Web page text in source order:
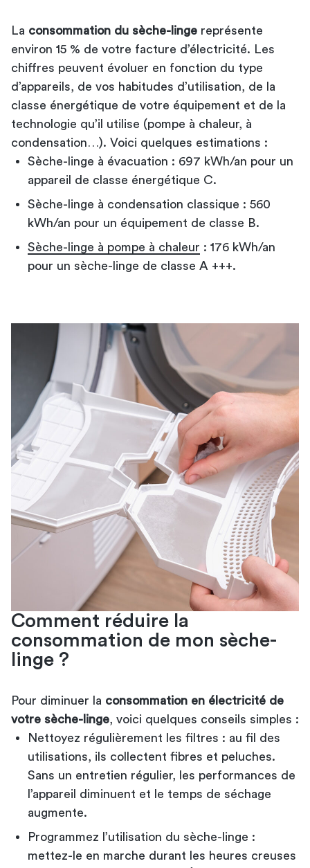
La consommation du sèche-linge représente
environ 15 % de votre facture d’électricité. Les
chiffres peuvent évoluer en fonction du type
d’appareils, de vos habitudes d’utilisation, de la
classe énergétique de votre équipement et de la
technologie qu’il utilise (pompe à chaleur, à
condensation…). Voici quelques estimations :
Sèche-linge à évacuation : 697 kWh/an pour un
appareil de classe énergétique C.
Sèche-linge à condensation classique : 560
kWh/an pour un équipement de classe B.
Sèche-linge à pompe à chaleur : 176 kWh/an
pour un sèche-linge de classe A +++.
Comment réduire la
consommation de mon sèche-
linge ?
Pour diminuer la consommation en électricité de
votre sèche-linge , voici quelques conseils simples :
Nettoyez régulièrement les filtres : au fil des
utilisations, ils collectent fibres et peluches.
Sans un entretien régulier, les performances de
l’appareil diminuent et le temps de séchage
augmente.
Programmez l’utilisation du sèche-linge :
mettez-le en marche durant les heures creuses